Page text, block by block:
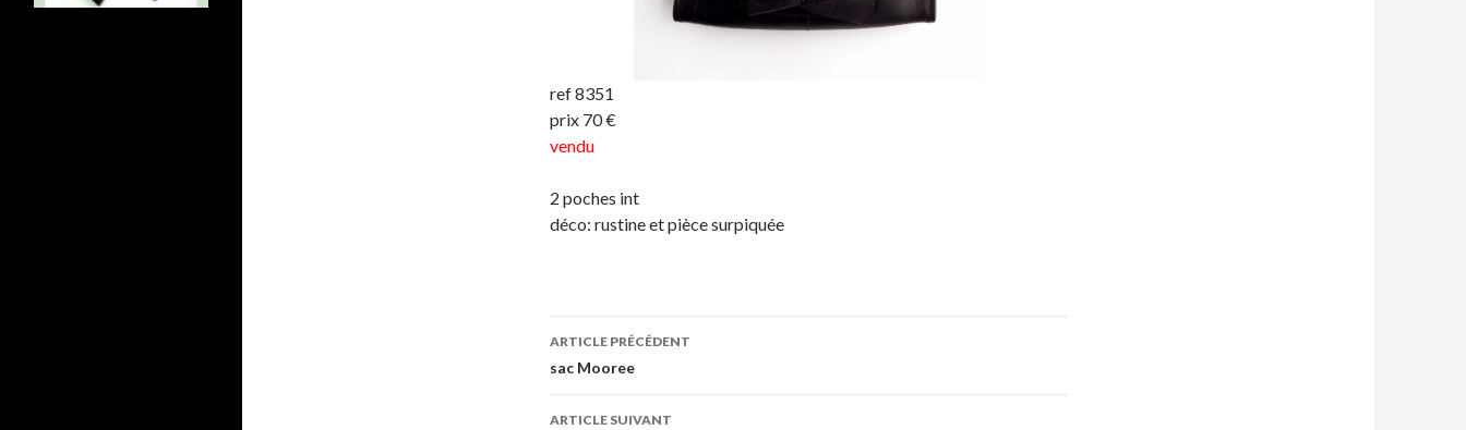
ref 8351
prix 70 €
vendu
2 poches int
déco: rustine et pièce surpiquée
Navigation
des
articles
ARTICLE PRÉCÉDENT
sac Mooree
ARTICLE SUIVANT